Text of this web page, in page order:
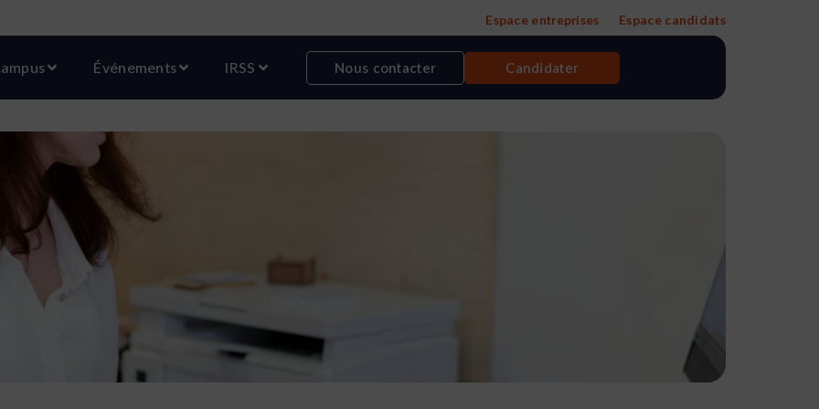
Espace entreprises Espace candidats
FormationsOuvrir Campus
Événements Ouvrir Événements
IRSS Ouvrir IRSSNous contacter Candidater